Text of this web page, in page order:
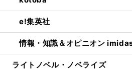
e!集英社
情報・知識＆オピニオン
ライトノベル・ノベライズ